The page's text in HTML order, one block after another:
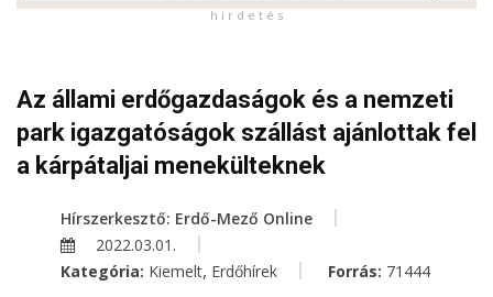
h i r d e t é s
Az állami erdőgazdaságok és a nemzeti
park igazgatóságok szállást ajánlottak fel
a kárpátaljai menekülteknek
Hírszerkesztő: Erdő-Mező Online
2022.03.01.
Kategória: Kiemelt, Erdőhírek Forrás: 71444